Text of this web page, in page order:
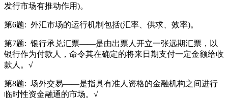
发行市场有推动作用)。
第6题: 外汇市场的运行机制包括(汇率、供求、效率)。
第7题: 银行承兑汇票——是由出票人开立一张远期汇票，以
银行作为付款人，命令其在确定的将来日期支付一定金额给收
款人。√
第8题: 场外交易——是指具有准人资格的金融机构之间进行
临时性资金融通的市场。√